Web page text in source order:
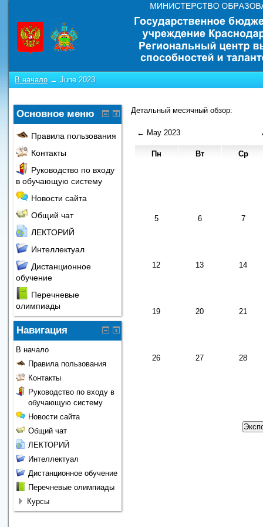
В начало → June 2023
Детальный месячный обзор:
← May 2023
Пн Вт Ср
5 6 7
12 13 14
19 20 21
26 27 28
Основное меню
Правила пользования
Контакты
Руководство по входу
в обучающую систему
Новости сайта
Общий чат
ЛЕКТОРИЙ
Интеллектуал
Дистанционное
обучение
Перечневые
олимпиады
Навигация
В начало
Правила пользования
Контакты
Руководство по входу в
обучающую систему
Новости сайта
Общий чат
ЛЕКТОРИЙ
Интеллектуал
Дистанционное обучение
Перечневые олимпиады
Курсы